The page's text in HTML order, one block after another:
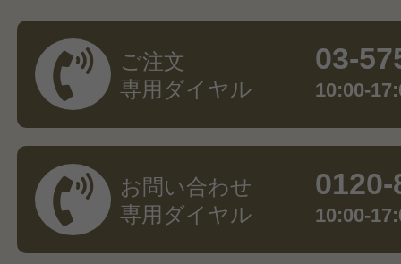
ご注文
専用ダイヤル
03-
10:00-
お問い合わせ
専用ダイヤル
10:00-